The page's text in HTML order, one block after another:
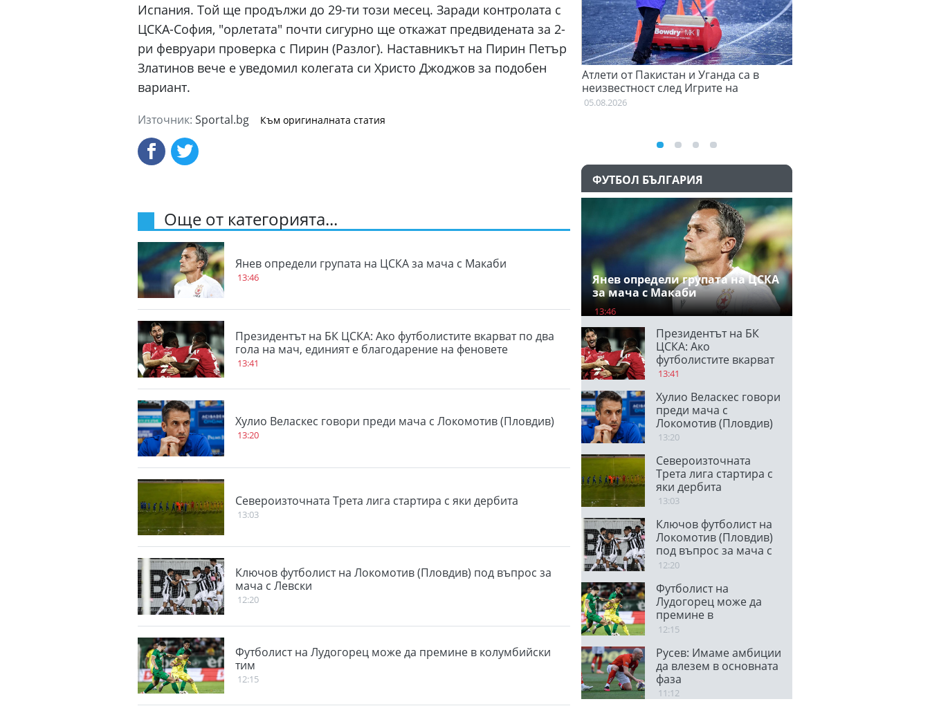
Испания. Той ще продължи до 29-ти този месец. Заради контролата с
ЦСКА-София, "орлетата" почти сигурно ще откажат предвидената за 2-
ри февруари проверка с Пирин (Разлог). Наставникът на Пирин Петър
Златинов вече е уведомил колегата си Христо Джоджов за подобен
вариант.
Източник: Sportal.bg Към оригиналната статия
Още от категорията...
Янев определи групата на ЦСКА за мача с Макаби
13:46
Президентът на БК ЦСКА: Ако футболистите вкарват по два
гола на мач, единият е благодарение на феновете
13:41
Хулио Веласкес говори преди мача с Локомотив (Пловдив)
13:20
Североизточната Трета лига стартира с яки дербита
13:03
Ключов футболист на Локомотив (Пловдив) под въпрос за
мача с Левски
12:20
Футболист на Лудогорец може да премине в колумбийски
тим
12:15
Изабелла Шиникова започна с
убедителна победа в Оренсе
Тотнъм започна преговори с Гакпо
Атлети от Пакистан и Уганда са в
неизвестност след Игрите на
Британската общност
05.08.2026
ФУТБОЛ БЪЛГАРИЯ
Янев определи групата на ЦСКА
за мача с Макаби
13:46
Президентът на БК
ЦСКА: Ако
футболистите вкарват
по два гола на мач,
благодарение на
феновете
13:41
Хулио Веласкес говори
преди мача с
Локомотив (Пловдив)
13:20
Североизточната
Трета лига стартира с
яки дербита
13:03
Ключов футболист на
Локомотив (Пловдив)
под въпрос за мача с
Левски
12:20
Футболист на
Лудогорец може да
премине в
колумбийски тим
12:15
Русев: Имаме амбиции
да влезем в основната
фаза
11:12